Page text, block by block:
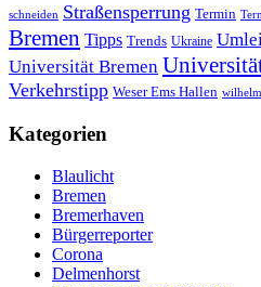
schneiden Straßensperrung Termin
Bremen Tipps Trends Ukraine
Universität Bremen
Verkehrstipp Weser Ems Hallen
Kategorien
Blaulicht
Bremen
Bremerhaven
Bürgerreporter
Corona
Delmenhorst